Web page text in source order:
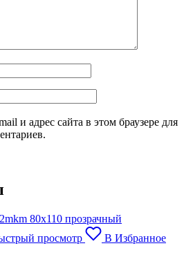
и адрес сайта в этом браузере для
просмотр
В Избранное